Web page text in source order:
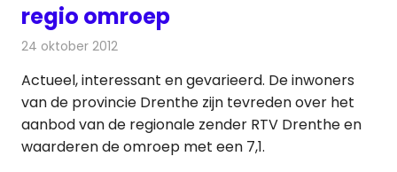
regio omroep
24 oktober 2012
Actueel, interessant en gevarieerd. De inwoners
van de provincie Drenthe zijn tevreden over het
aanbod van de regionale zender RTV Drenthe en
waarderen de omroep met een 7,1.